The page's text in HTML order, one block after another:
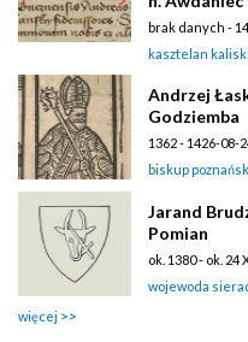
brak danych -
kasztelan kaliski
Andrzej
Godziemba
1362 - 1426-08-
biskup
Jarand
Pomian
ok. 1380 - ok. 24
wojewoda
więcej